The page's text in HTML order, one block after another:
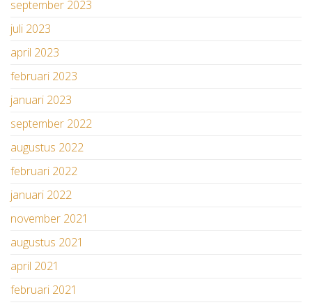
september 2023
juli 2023
april 2023
februari 2023
januari 2023
september 2022
augustus 2022
februari 2022
januari 2022
november 2021
augustus 2021
april 2021
februari 2021